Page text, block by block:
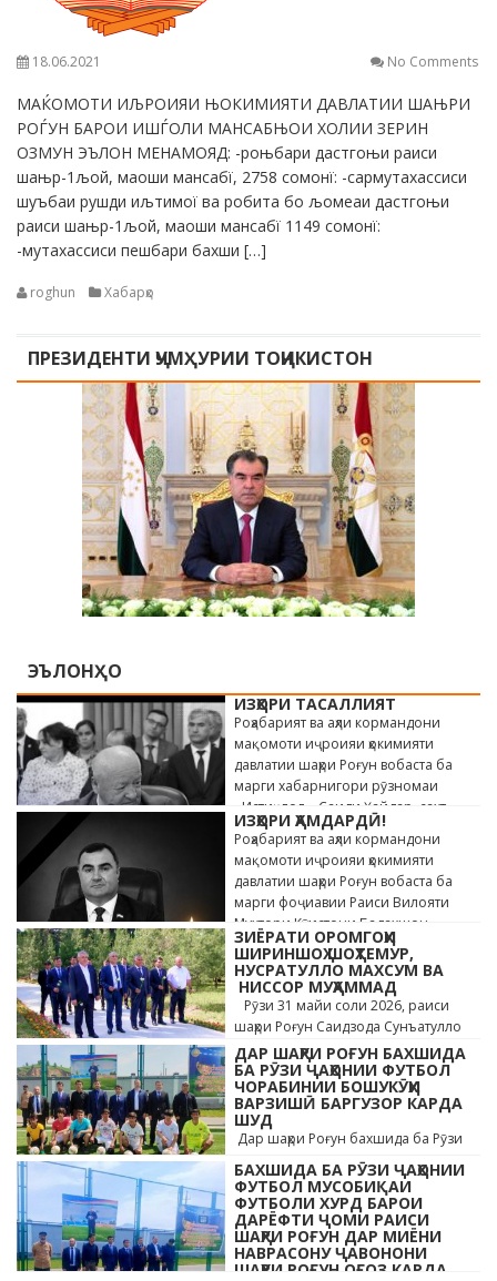
18.06.2021 No Comments
МАЌОМОТИ ИЉРОИЯИ ЊОКИМИЯТИ ДАВЛАТИИ ШАЊРИ
РОЃУН БАРОИ ИШЃОЛИ МАНСАБЊОИ ХОЛИИ ЗЕРИН
ОЗМУН ЭЪЛОН МЕНАМОЯД: -роњбари дастгоњи раиси
шањр-1љой, маоши мансабї, 2758 сомонї: -сармутахассиси
шуъбаи рушди иљтимої ва робита бо љомеаи дастгоњи
раиси шањр-1љой, маоши мансабї 1149 сомонї:
-мутахассиси пешбари бахши […]
roghun Хабарҳо
ПРЕЗИДЕНТИ ҶУМҲУРИИ ТОҶИКИСТОН
ЭЪЛОНҲО
ИЗҲОРИ ТАСАЛЛИЯТ
Роҳабарият ва аҳли кормандони
мақомоти иҷроияи ҳокимияти
давлатии шаҳри Роғун вобаста ба
марги хабарнигори рӯзномаи
«Истиқлол» Саиди Ҳайдар, сахт
андӯҳгин …
ИЗҲОРИ ҲАМДАРДӢ!
Роҳабарият ва аҳли кормандони
мақомоти иҷроияи ҳокимияти
давлатии шаҳри Роғун вобаста ба
марги фоҷиавии Раиси Вилояти
Мухтори Кӯҳистони Бадахшон
Алишер …
ЗИЁРАТИ ОРОМГОҲИ
ШИРИНШОҲ ШОҲТЕМУР,
НУСРАТУЛЛО МАХСУМ ВА
НИССОР МУҲАММАД
Рӯзи 31 майи соли 2026, раиси
шаҳри Роғун Саидзода Сунъатулло
бо ҳайъати кормандони дастгоҳи
раиси шаҳр ва роҳбарони мақомотҳои
…
ДАР ШАҲРИ РОҒУН БАХШИДА
БА РӮЗИ ҶАҲОНИИ ФУТБОЛ
ЧОРАБИНИИ БОШУКӮҲИ
ВАРЗИШӢ БАРГУЗОР КАРДА
ШУД
Дар шаҳри Роғун бахшида ба Рӯзи
ҷавонони Тоҷикистон ва Рӯзи
ҷаҳонии футбол бо иштироки 10
даста мусобиқаи кушоди шаҳри аз …
БАХШИДА БА РӮЗИ ҶАҲОНИИ
ФУТБОЛ МУСОБИҚАИ
ФУТБОЛИ ХУРД БАРОИ
ДАРЁФТИ ҶОМИ РАИСИ
ШАҲРИ РОҒУН ДАР МИЁНИ
НАВРАСОНУ ҶАВОНОНИ
ШАҲРИ РОҒУН ОҒОЗ КАРДА